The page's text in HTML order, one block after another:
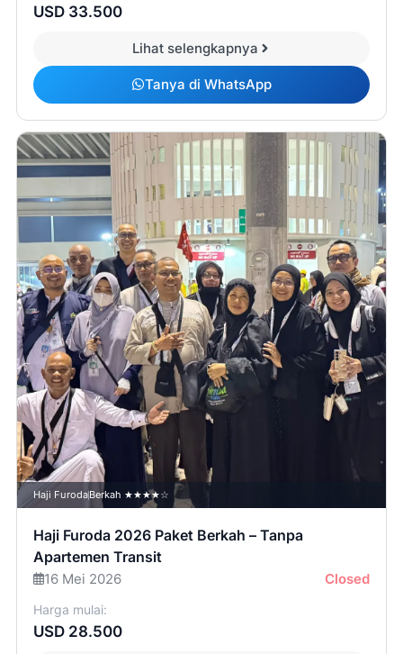
USD 33.500
Lihat selengkapnya
Tanya di WhatsApp
Haji FurodaBerkah ★★★★☆
Haji Furoda 2026 Paket Berkah – Tanpa
Apartemen Transit
16 Mei 2026 Closed
Harga mulai:
USD 28.500